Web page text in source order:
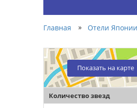
Главная » Отели Японии
Показать на карте
Количество звезд